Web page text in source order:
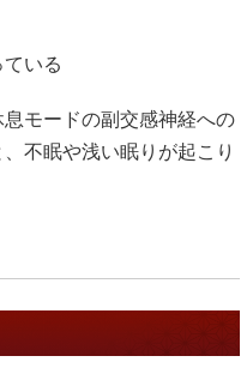
いる
モードの副交感神経への
不眠や浅い眠りが起こり